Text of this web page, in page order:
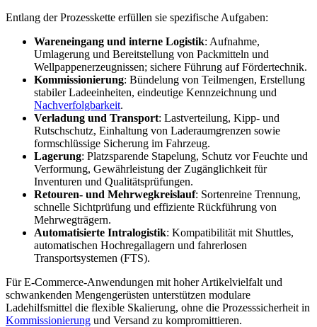
Entlang der Prozesskette erfüllen sie spezifische Aufgaben:
Wareneingang und interne Logistik: Aufnahme,
Umlagerung und Bereitstellung von Packmitteln und
Wellpappenerzeugnissen; sichere Führung auf Fördertechnik.
Kommissionierung: Bündelung von Teilmengen, Erstellung
stabiler Ladeeinheiten, eindeutige Kennzeichnung und
Nachverfolgbarkeit.
Verladung und Transport: Lastverteilung, Kipp- und
Rutschschutz, Einhaltung von Laderaumgrenzen sowie
formschlüssige Sicherung im Fahrzeug.
Lagerung: Platzsparende Stapelung, Schutz vor Feuchte und
Verformung, Gewährleistung der Zugänglichkeit für
Inventuren und Qualitätsprüfungen.
Retouren- und Mehrwegkreislauf: Sortenreine Trennung,
schnelle Sichtprüfung und effiziente Rückführung von
Mehrwegträgern.
Automatisierte Intralogistik: Kompatibilität mit Shuttles,
automatischen Hochregallagern und fahrerlosen
Transportsystemen (FTS).
Für E-Commerce-Anwendungen mit hoher Artikelvielfalt und
schwankenden Mengengerüsten unterstützen modulare
Ladehilfsmittel die flexible Skalierung, ohne die Prozesssicherheit in
Kommissionierung und Versand zu kompromittieren.